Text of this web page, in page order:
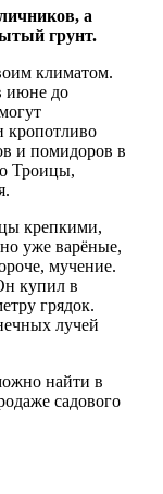
а
грунт.
климатом.
июне до
кропотливо
и помидоров в
Троицы,
крепкими,
уже варёные,
мучение.
купил в
грядок.
лучей
найти в
садового